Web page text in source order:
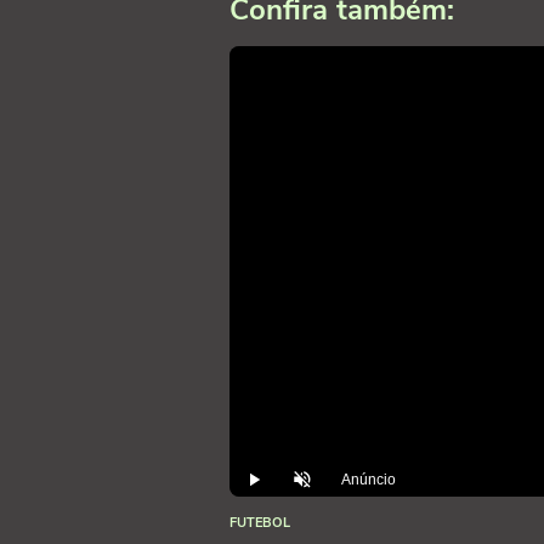
Confira também:
Play DesmutarAnúncio
FUTEBOL